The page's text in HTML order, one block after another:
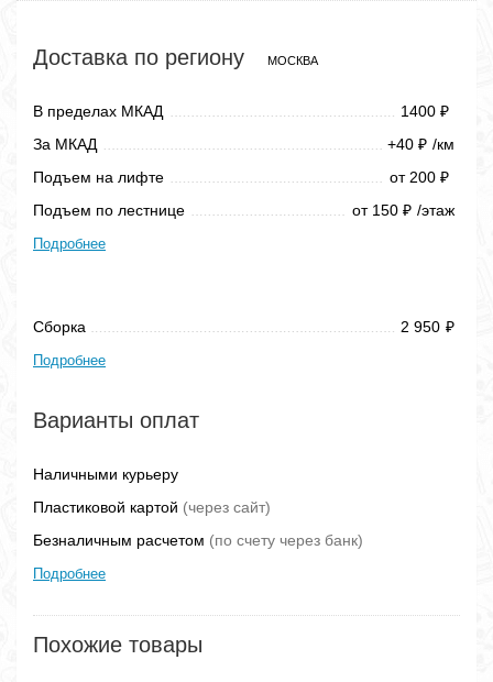
Доставка по региону МОСКВА
В пределах МКАД 1400 ₽
За МКАД +40 ₽ /км
Подъем на лифте
от 200 ₽
Подъем по лестнице от 150 ₽ /этаж
Подробнее
Сборка 2 950 ₽
Подробнее
Варианты оплат
Наличными курьеру
Пластиковой картой (через сайт)
Безналичным расчетом (по счету через банк)
Подробнее
Похожие товары